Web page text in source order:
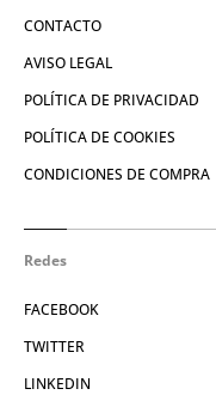
CONTACTO
AVISO LEGAL
POLÍTICA DE PRIVACIDAD
POLÍTICA DE COOKIES
CONDICIONES DE COMPRA
Redes
FACEBOOK
TWITTER
LINKEDIN